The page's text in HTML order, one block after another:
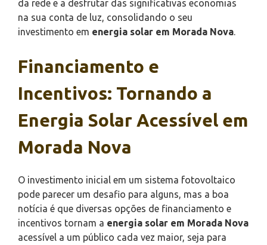
da rede e a desfrutar das significativas economias
na sua conta de luz, consolidando o seu
investimento em energia solar em Morada Nova
Financiamento e
Incentivos: Tornando a
Energia Solar Acessível em
Morada Nova
O investimento inicial em um sistema fotovoltaico
pode parecer um desafio para alguns, mas a boa
notícia é que diversas opções de financiamento e
incentivos tornam a energia solar em Morada Nova
acessível a um público cada vez maior, seja para